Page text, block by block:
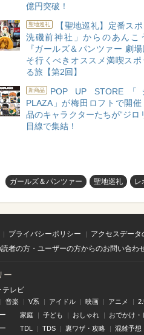
億円突破！
聖地巡礼
【聖地巡礼】定番ス
洗磯前神社」からのあんこ
『ガールズ＆パンツァー 劇
そ行くべきオススメ満喫ス
る旅【第2回】
新商品
POP UP STORE
PLAZA」が梅田ロフトで開
品のキャラクターたちが“ジロ
目線で集結！
ガールズ＆パンツァー 聖地巡礼 レ
プライバシーポリシー
アクセスデー
者の方・ユーザーの方からのお問い合わ
ー
テレビ
音楽 V系 アイドル 映画 アニメ
家庭 子ども おしゃれ おでかけ・
TDL TDS 裏ワザ・攻略 混雑予想